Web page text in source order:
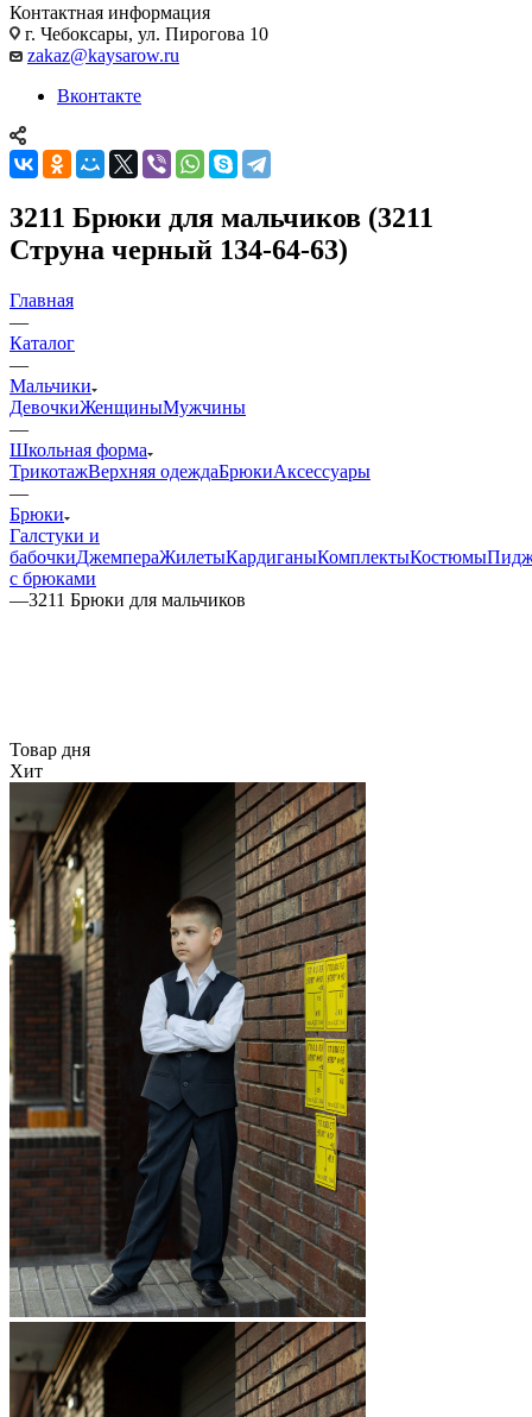
Контактная информация
г. Чебоксары, ул. Пирогова 10
zakaz@kaysarow.ru
Вконтакте
3211 Брюки для мальчиков (3211
Струна черный 134-64-63)
Главная
—
Каталог
—
Мальчики
ДевочкиЖенщиныМужчины
—
Школьная форма
ТрикотажВерхняя одеждаБрюкиАксессуары
—
Брюки
Галстуки и
бабочкиДжемпераЖилетыКардиганыКомплектыКостюмы
с брюками
—3211 Брюки для мальчиков
Товар дня
Хит